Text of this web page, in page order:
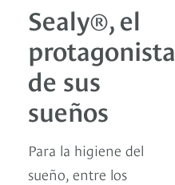
Sealy®, el
protagonista
de sus
sueños
Para la higiene del
sueño, entre los